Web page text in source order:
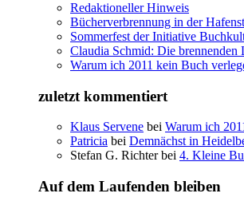
Redaktioneller Hinweis
Bücherverbrennung in der
Sommerfest der Initiative
Claudia Schmid: Die
Warum ich 2011 kein Buch
zuletzt kommentiert
Klaus Servene bei Warum ich
Patricia bei Demnächst in
Stefan G. Richter bei 4. Kleine
Auf dem Laufenden bleiben